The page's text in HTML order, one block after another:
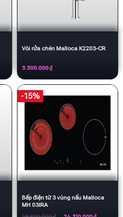
Vòi rửa chén Malloca K2203-CR
3.300.000₫
-15%
Bếp điện từ 3 vùng nấu Malloca
MH 03IRA